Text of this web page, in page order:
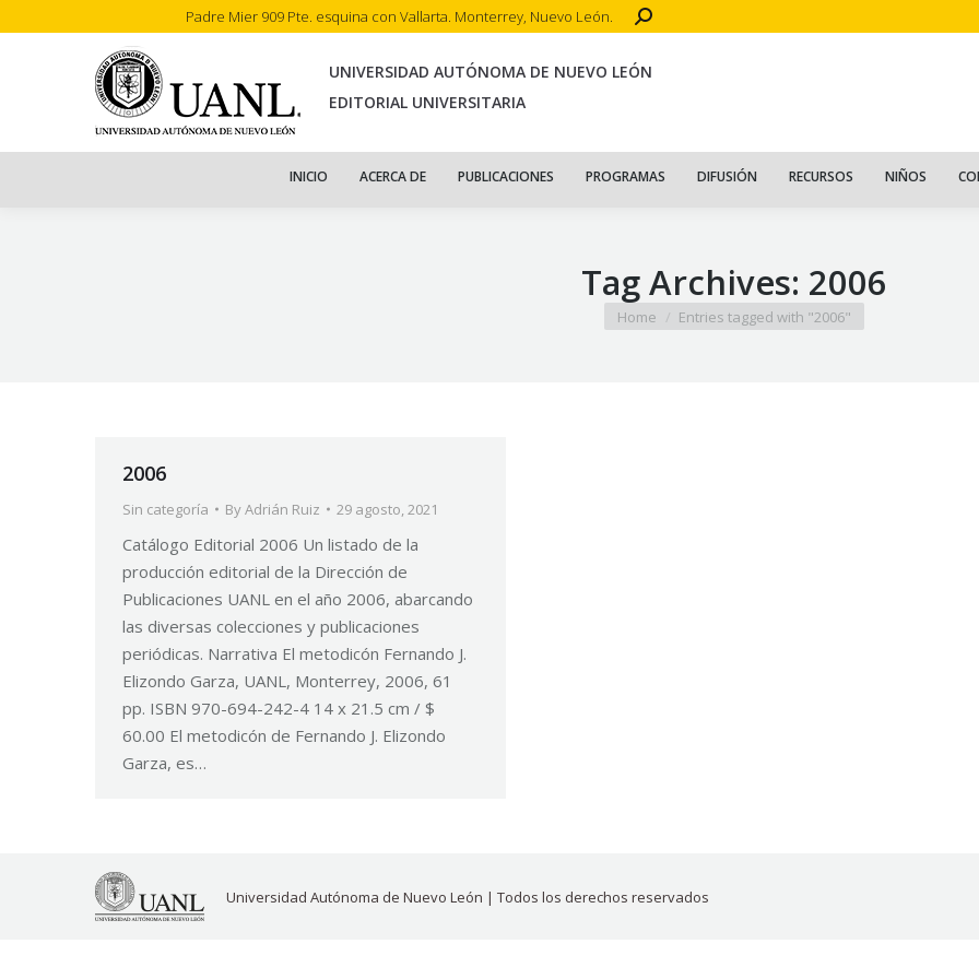
Padre Mier 909 Pte. esquina con Vallarta. Monterrey, Nuevo León. Search:
UNIVERSIDAD AUTÓNOMA DE NUEVO LEÓN
EDITORIAL UNIVERSITARIA
INICIO ACERCA DE PUBLICACIONES PROGRAMAS DIFUSIÓN RECURSOS NIÑOS
Tag Archives: 2006
You are here:
Home Entries tagged with "2006"
2006
Sin categoría ByAdrián Ruiz 29 agosto, 2021
Catálogo Editorial 2006 Un listado de la
producción editorial de la Dirección de
Publicaciones UANL en el año 2006, abarcando
las diversas colecciones y publicaciones
periódicas. Narrativa El metodicón Fernando J.
Elizondo Garza, UANL, Monterrey, 2006, 61
pp. ISBN 970-694-242-4 14 x 21.5 cm / $
60.00 El metodicón de Fernando J. Elizondo
Garza, es…
Universidad Autónoma de Nuevo León | Todos los derechos reservados
INICIO ACERCA DE PUBLICACIONES PROGRAMAS DIFUSIÓN